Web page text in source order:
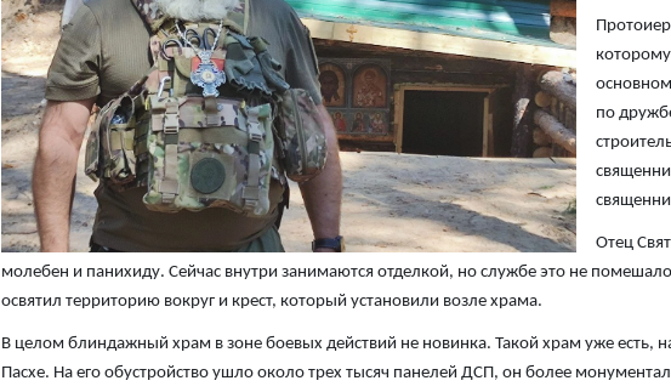
по
Отец
молебен и панихиду. Сейчас внутри занимаются отделкой, но службе это не
освятил территорию вокруг и крест, который установили возле храма.
В целом блиндажный храм в зоне боевых действий не новинка. Такой храм уже есть,
Пасхе. На его обустройство ушло около трех тысяч панелей ДСП, он более